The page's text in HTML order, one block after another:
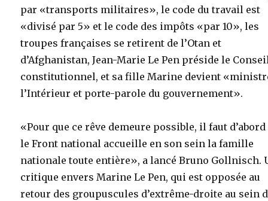
par «transports militaires», le code du travail est
«divisé par 5» et le code des impôts «par 10», les
troupes françaises se retirent de l’Otan et
d’Afghanistan, Jean-Marie Le Pen préside le
constitutionnel, et sa fille Marine devient
l’Intérieur et porte-parole du gouvernement».
«Pour que ce rêve demeure possible, il faut d’abord
le Front national accueille en son sein la famille
nationale toute entière», a lancé Bruno Gollnisch.
critique envers Marine Le Pen, qui est opposée au
retour des groupuscules d’extrême-droite au sein